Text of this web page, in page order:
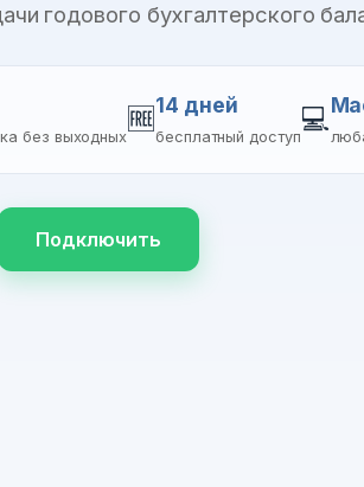
годового бухгалтерского
без выходных
🆓14 дней
бесплатный доступ
💻
Подключить